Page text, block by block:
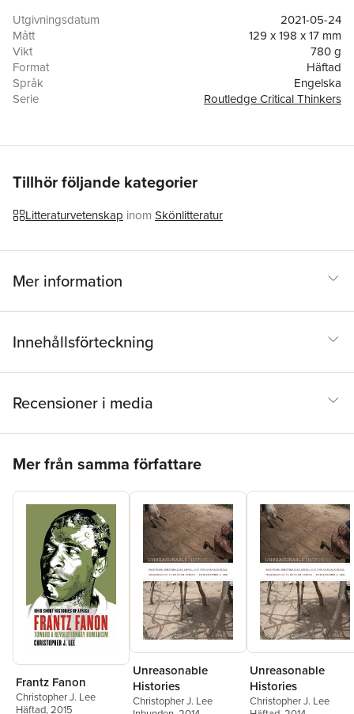
opportunities, and dilemmas of personal and social identity—
whether on the basis of race, gender, sexuality, or class, among
others—in the purview of Appiah. • Locates Appiah within a
broader tradition of intellectual engagement with these issues—
involving such thinkers as W. E. B. Du Bois, John Stuart Mill, and
Martha Nussbaum—and, thus, how Appiah is both an inheritor
This book ultimately imparts a more diverse and wider-reaching
his intellectual contributions, as well as emphasizing the
continuing social relevance of philosophy and critical theory
more generally to everyday life today.
Utgivningsdatum
2021-05-24
Mått
129 x 198 x 17 mm
Vikt
780 g
Format
Häftad
Språk
Engelska
Serie
Routledge Critical Thinkers
ISBN
9780367229092
Tillhör följande kategorier
Litteraturvetenskap inom Skönlitteratur
Mer information
Innehållsförteckning
Recensioner i media
Mer från samma författare
Frantz Fanon
Christopher J. Lee
Häftad, 2015
Unreasonable
Histories
Christopher J. Lee
Unreasonable
Histories
Christopher J. Lee